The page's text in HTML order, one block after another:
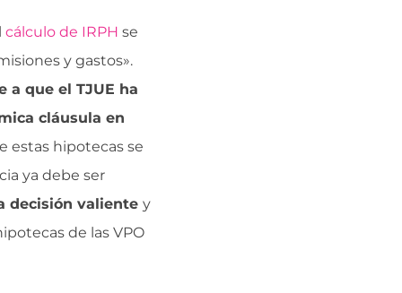
cálculo de IRPH se
y gastos».
a que el TJUE ha
cláusula en
estas hipotecas se
ya debe ser
decisión valiente y
de las VPO